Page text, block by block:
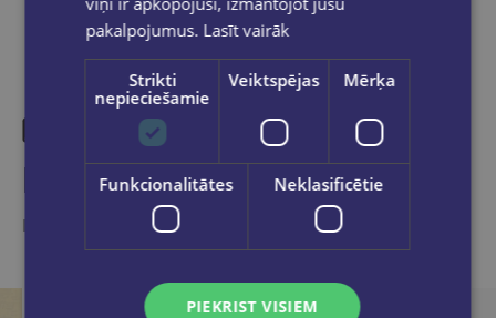
Līdzīgas preces
Ieskaties, varbūt noder
pakalpojumus. Lasīt vairāk
Strikti
nepieciešamie
Veiktspējas Mērķa
Funkcionalitātes Neklasificētie
PIEKRIST VISIEM